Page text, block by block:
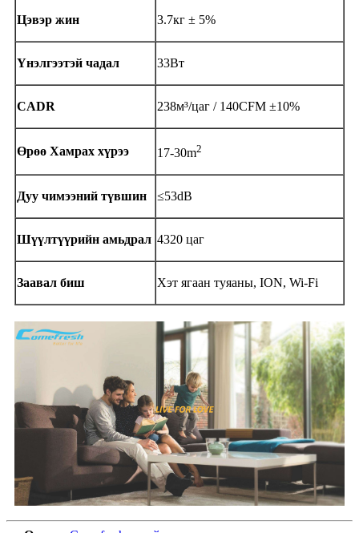
Цэвэр жин 3.7кг ± 5%
Үнэлгээтэй чадал 33Вт
CADR 238м³/цаг / 140CFM ±10%
Өрөө Хамрах хүрээ 17-30m2
Дуу чимээний түвшин ≤53dB
Шүүлтүүрийн амьдрал 4320 цаг
Заавал биш Хэт ягаан туяаны, ION, Wi-Fi